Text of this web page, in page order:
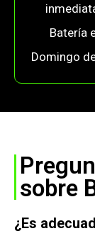
Batería
Domingo
sobre
¿Es